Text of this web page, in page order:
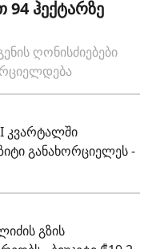
94 ჰექტარზე
ღონისძიებები
კვარტალში
განახორციელეს -
გზის